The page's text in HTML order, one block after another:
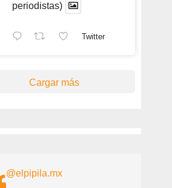
periodistas)
Twitter
Cargar más
@elpipila.mx